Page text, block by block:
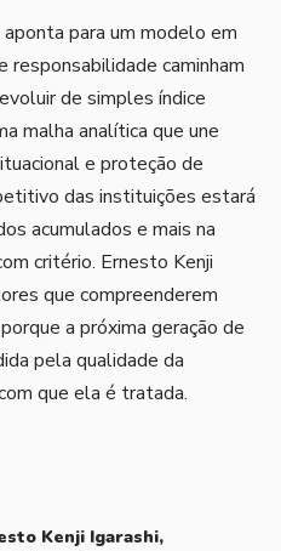
para um modelo em
caminham
de simples índice
malha analítica que une
e proteção de
das instituições estará
acumulados e mais na
critério. Ernesto Kenji
que compreenderem
a próxima geração de
pela qualidade da
que ela é tratada.
Kenji Igarashi